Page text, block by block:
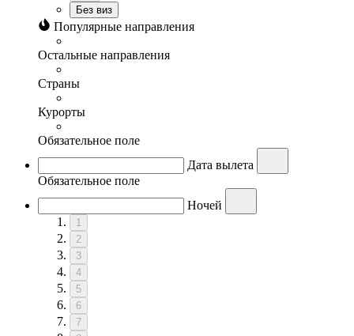
Без виз
Популярные направления
Остальные направления
Страны
Курорты
Обязательное поле
Дата вылета
Обязательное поле
Ночей
1
2
3
4
5
6
7